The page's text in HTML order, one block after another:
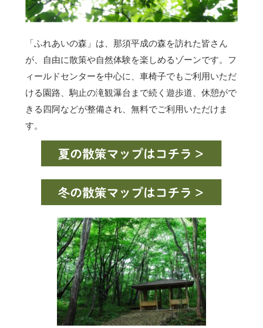
「ふれあいの森」は、那須平成の森を訪れた皆さん
が、自由に散策や自然体験を楽しめるゾーンです。フ
ィールドセンターを中心に、車椅子でもご利用いただ
ける園路、駒止の滝観瀑台まで続く遊歩道、休憩がで
きる四阿などが整備され、無料でご利用いただけま
す。